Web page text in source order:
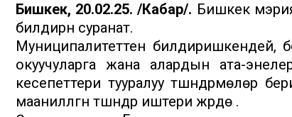
Бишкек, 20.02.25. /Кабар/. Бишкек
билдирүүнү суранат.
Муниципалитеттен билдиришкендей,
окуучуларга жана алардын ата-
кесепеттери тууралуу түшүндүрмөлөр
маанилүүлүгүн түшүндүрүү иштери жүрүүдө .